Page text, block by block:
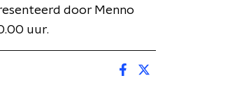
door Menno
uur.